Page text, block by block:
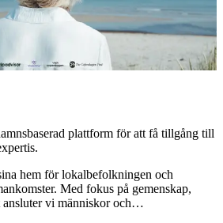
plattform för att få tillgång till
hem för lokalbefolkningen och
Med fokus på gemenskap,
ansluter vi människor och…